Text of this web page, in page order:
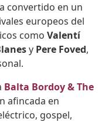
convertido en un
europeos del
como Valentí
y Pere Foved,
Balta Bordoy & The
afincada en
gospel,